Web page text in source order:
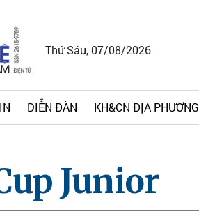
Thứ Sáu, 07/08/2026
DIỄN ĐÀN KH&CN ĐỊA PHƯƠNG
Junior